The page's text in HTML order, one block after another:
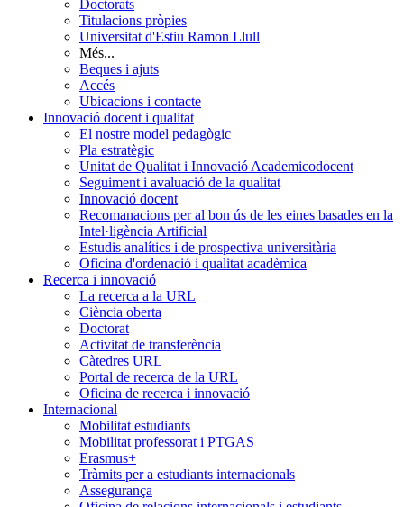
Doctorats
Titulacions pròpies
Universitat d'Estiu Ramon Llull
Més...
Beques i ajuts
Accés
Ubicacions i contacte
Innovació docent i qualitat
El nostre model pedagògic
Pla estratègic
Unitat de Qualitat i Innovació Academicodocent
Seguiment i avaluació de la qualitat
Innovació docent
Recomanacions per al bon ús de les eines basades en la
Intel·ligència Artificial
Estudis analítics i de prospectiva universitària
Oficina d'ordenació i qualitat acadèmica
Recerca i innovació
La recerca a la URL
Ciència oberta
Doctorat
Activitat de transferència
Càtedres URL
Portal de recerca de la URL
Oficina de recerca i innovació
Internacional
Mobilitat estudiants
Mobilitat professorat i PTGAS
Erasmus+
Tràmits per a estudiants internacionals
Assegurança